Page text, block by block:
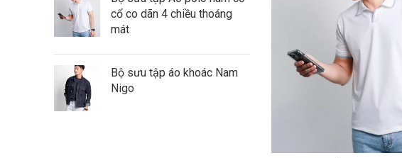
cổ co dãn 4 chiều thoáng
mát
Bộ sưu tập áo khoác Nam
Nigo